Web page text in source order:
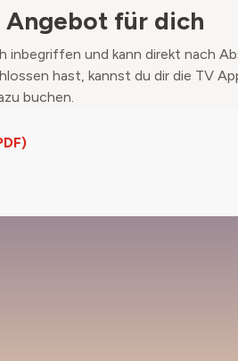
Angebot für dich
inbegriffen und kann direkt nach
hast, kannst du dir die TV
buchen.